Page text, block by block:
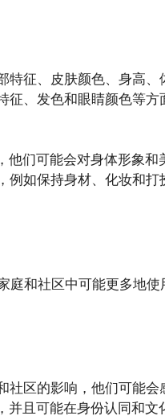
特征、皮肤颜色、身高、
征、发色和眼睛颜色等方
他们可能会对身体形象和
例如保持身材、化妆和打
庭和社区中可能更多地使
社区的影响，他们可能会
并且可能在身份认同和文